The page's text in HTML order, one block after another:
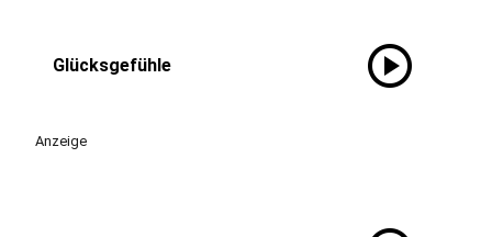
Glücksgefühle play_circle
Anzeige